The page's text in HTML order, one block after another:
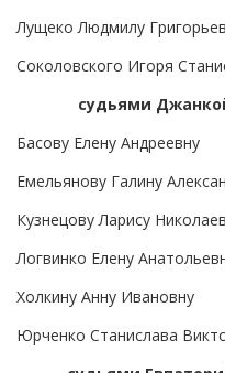
Лущеко Людмилу
Соколовского Игоря
судьями
Басову Елену Андреевну
Емельянову Галину
Кузнецову Ларису
Логвинко Елену
Холкину Анну Ивановну
Юрченко Станислава